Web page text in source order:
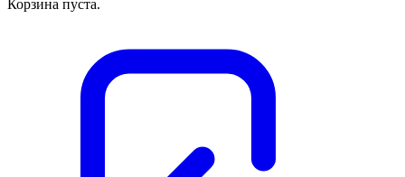
Корзина пуста.